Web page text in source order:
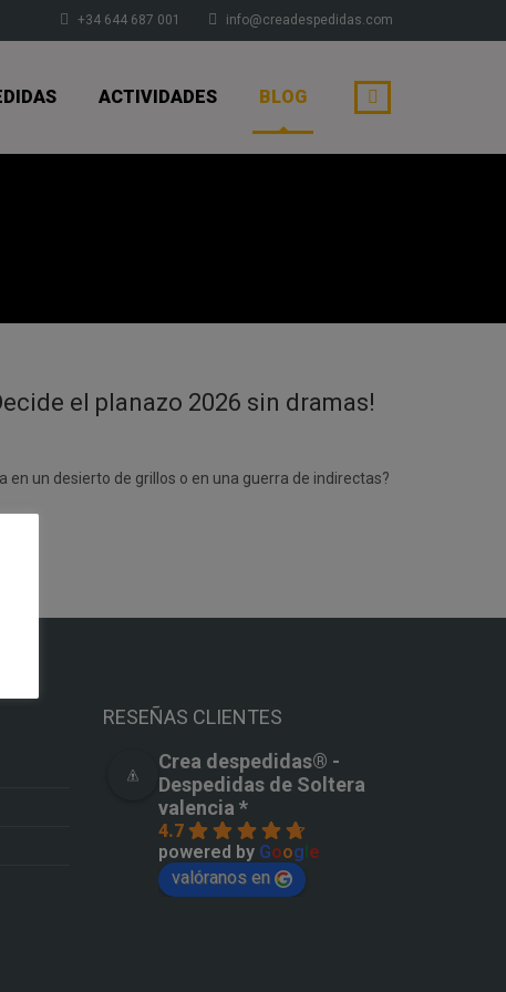
+34 644 687 001 info@creadespedidas.com
ACTIVIDADES BLOG
el planazo 2026 sin dramas!
un desierto de grillos o en una guerra de indirectas?
RESEÑAS CLIENTES
Crea despedidas®️ -
Despedidas de Soltera
valencia *
4.7
powered by Google
valóranos en